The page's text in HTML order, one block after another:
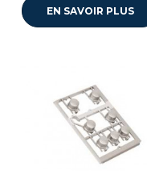
EN SAVOIR PLUS